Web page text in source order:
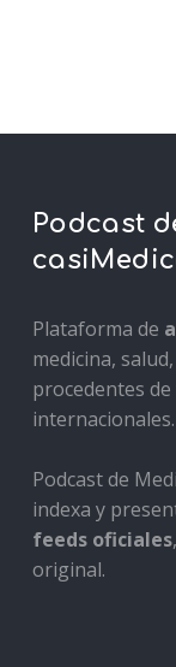
Podcast
Plataforma de
medicina,
procedentes
internacionales.
Podcast de
indexa y
feeds oficiales
original.